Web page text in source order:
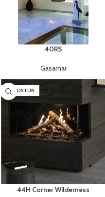
40RS
Gasarnar
SÉRPÖNTUN
44H Corner Wilderness